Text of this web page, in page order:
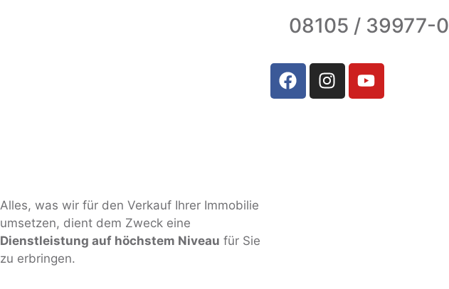
Alles, was wir für den Verkauf Ihrer Immobilie
umsetzen, dient dem Zweck eine
Dienstleistung auf höchstem Niveau für Sie
zu erbringen.
08105 / 39977-0